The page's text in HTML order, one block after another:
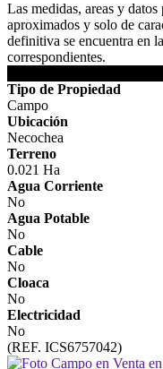
Las medidas, areas y
aproximados y solo de
definitiva se encuentra en
correspondientes.
Tipo de Propiedad
Campo
Ubicación
Necochea
Terreno
0.021 Ha
Agua Corriente
No
Agua Potable
No
Cable
No
Cloaca
No
Electricidad
No
(REF. ICS6757042)